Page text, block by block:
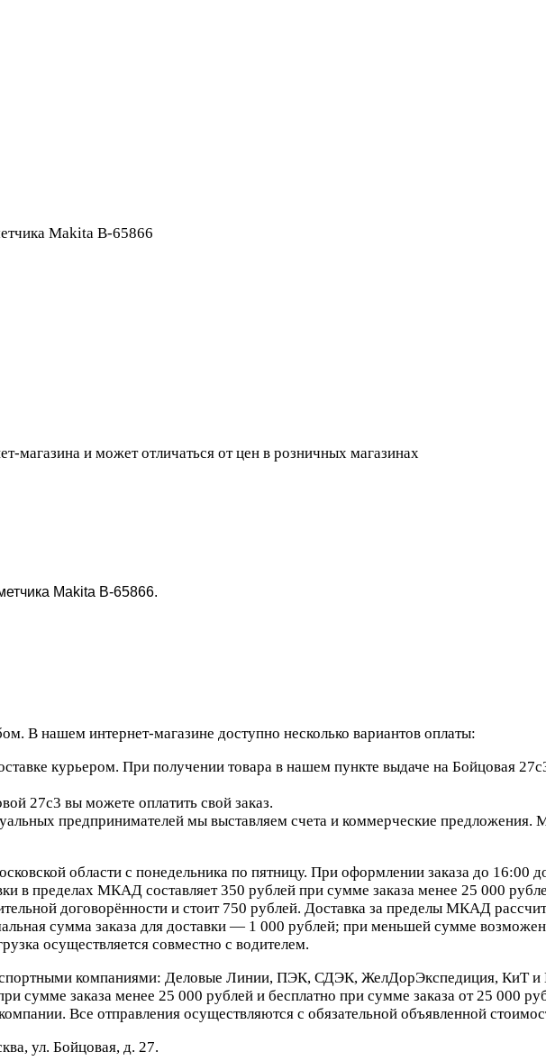
Makita B-65866
магазина и может отличаться от цен в розничных магазинах
Makita B-65866.
В нашем интернет-магазине доступно несколько вариантов оплаты:
курьером. При получении товара в нашем пункте выдаче на Бойцовая
27с3 вы можете оплатить свой заказ.
предпринимателей мы выставляем счета и коммерческие предложения.
области с понедельника по пятницу. При оформлении заказа до 16:00
в пределах МКАД составляет 350 рублей при сумме заказа менее 25 000
договорённости и стоит 750 рублей. Доставка за пределы МКАД
сумма заказа для доставки — 1 000 рублей; при меньшей сумме возможен
осуществляется совместно с водителем.
компаниями: Деловые Линии, ПЭК, СДЭК, ЖелДорЭкспедиция, КиТ и
сумме заказа менее 25 000 рублей и бесплатно при сумме заказа от 25 000
Все отправления осуществляются с обязательной объявленной
ул. Бойцовая, д. 27.